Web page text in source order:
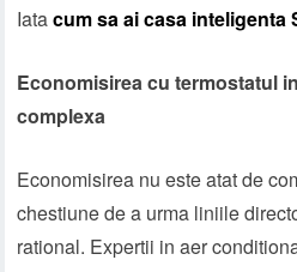
Iatacum sa ai casa inteligenta
Economisirea cu termostatul
complexa
Economisirea nu este atat de
chestiune de a urma liniile
rational. Expertii in aer